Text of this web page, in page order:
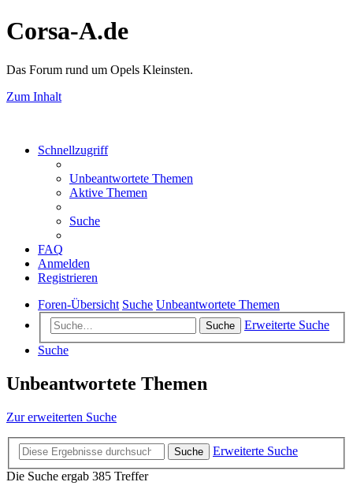
Corsa-A.de
Das Forum rund um Opels Kleinsten.
Zum Inhalt
Schnellzugriff
Unbeantwortete Themen
Aktive Themen
Suche
FAQ
Anmelden
Registrieren
Foren-Übersicht Suche Unbeantwortete Themen
Suche
Erweiterte Suche
Suche
Unbeantwortete Themen
Zur erweiterten Suche
Suche
Erweiterte Suche
Die Suche ergab 385 Treffer